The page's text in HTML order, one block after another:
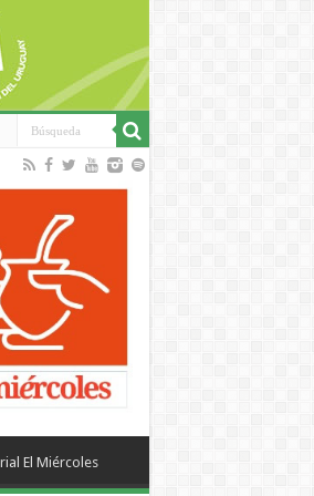
El Miércoles